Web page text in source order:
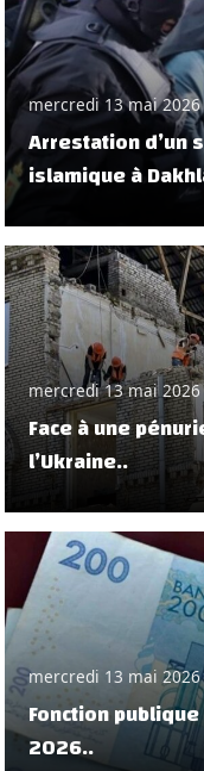
mercredi 13 mai 2026
Arrestation d’un
islamique à
mercredi 13 mai 2026
Face à une
l’Ukraine..
mercredi 13 mai 2026
Fonction
2026..